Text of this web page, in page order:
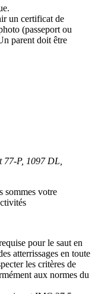
un certificat de
(passeport ou
parent doit être
77-P, 1097 DL,
sommes votre
pour le saut en
atterrissages en toute
les critères de
aux normes du